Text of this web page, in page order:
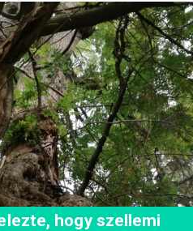
hogy szellemi